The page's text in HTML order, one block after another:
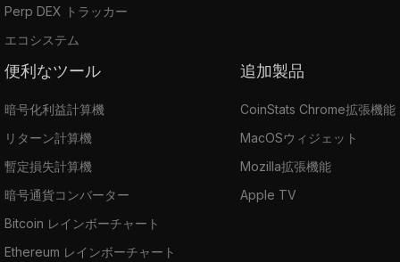
Perp DEX トラッカー
エコシステム
便利なツール
暗号化利益計算機
リターン計算機
暫定損失計算機
暗号通貨コンバーター
Bitcoin レインボーチャート
Ethereum レインボーチャート
追加製品
CoinStats Chrome拡張機能
MacOSウィジェット
Mozilla拡張機能
Apple TV